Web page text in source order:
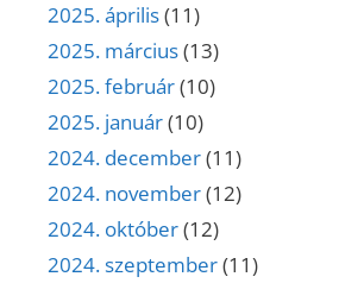
2025. április(11)
2025. március(13)
2025. február(10)
2025. január(10)
2024. december(11)
2024. november(12)
2024. október(12)
2024. szeptember(11)